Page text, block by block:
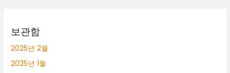
보관함
2025년 2월
2025년 1월